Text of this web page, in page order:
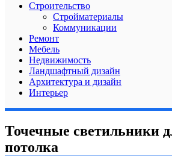
Строительство
Стройматериалы
Коммуникации
Ремонт
Мебель
Недвижимость
Ландшафтный дизайн
Архитектура и дизайн
Интерьер
Точечные светильники
потолка